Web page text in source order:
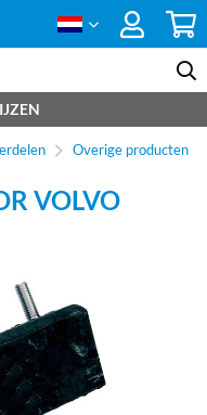
Overige producten
VOLVO